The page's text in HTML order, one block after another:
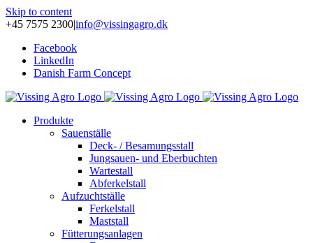
Skip to content
+45 7575 2300|info@vissingagro.dk
Facebook
LinkedIn
Danish Farm Concept
Produkte
Sauenställe
Deck- / Besamungsstall
Jungsauen- und Eberbuchten
Wartestall
Abferkelstall
Aufzuchtställe
Ferkelstall
Maststall
Fütterungsanlagen